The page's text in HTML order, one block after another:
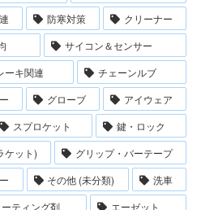
防寒対策
クリーナー
サイコン＆センサー
ーキ関連
チェーンルブ
グローブ
アイウェア
スプロケット
鍵・ロック
ケット)
グリップ・バーテープ
その他 (未分類)
洗車
ーティング剤
エーゼット